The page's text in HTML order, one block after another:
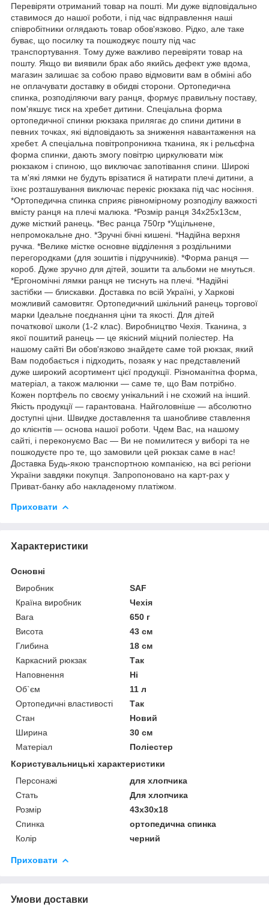
Перевіряти отриманий товар на пошті. Ми дуже відповідально
ставимося до нашої роботи, і під час відправлення наші
співробітники оглядають товар обов'язково. Рідко, але таке
буває, що посилку та пошкоджує пошту під час
транспортування. Тому дуже важливо перевіряти товар на
пошту. Якщо ви виявили брак або якийсь дефект уже вдома,
магазин залишає за собою право відмовити вам в обміні або
не оплачувати доставку в обидві сторони. Ортопедична
спинка, розподіляючи вагу ранця, формує правильну поставу,
пом'якшує тиск на хребет дитини. Спеціальна форма
ортопедичної спинки рюкзака прилягає до спини дитини в
певних точках, які відповідають за зниження навантаження на
хребет. А спеціальна повітропроникна тканина, як і рельєфна
форма спинки, дають змогу повітрю циркулювати між
рюкзаком і спиною, що виключає запотівання спини. Широкі
та м'які лямки не будуть врізатися й натирати плечі дитини, а
їхнє розташування виключає перекіс рюкзака під час носіння.
*Ортопедична спинка сприяє рівномірному розподілу важкості
вмісту ранця на плечі малюка. *Розмір ранця 34х25х13см,
дуже місткий ранець. *Вес ранца 750гр *Ущільнене,
непромокальне дно. *Зручні бічні кишені. *Надійна верхня
ручка. *Велике містке основне відділення з роздільними
перегородками (для зошитів і підручників). *Форма ранця —
короб. Дуже зручно для дітей, зошити та альбоми не мнуться.
*Ергономічні лямки ранця не тиснуть на плечі. *Надійні
застібки — блискавки. Доставка по всій Україні, у Харкові
можливий самовитяг. Ортопедичний шкільний ранець торгової
марки Ідеальне поєднання ціни та якості. Для дітей
початкової школи (1-2 клас). Виробництво Чехія. Тканина, з
якої пошитий ранець — це якісний міцний поліестер. На
нашому сайті Ви обов'язково знайдете саме той рюкзак, який
Вам подобається і підходить, позаяк у нас представлений
дуже широкий асортимент цієї продукції. Різноманітна форма,
матеріал, а також малюнки — саме те, що Вам потрібно.
Кожен портфель по своєму унікальний і не схожий на інший.
Якість продукції — гарантована. Найголовніше — абсолютно
доступні ціни. Швидке доставлення та шанобливе ставлення
до клієнтів — основа нашої роботи. Чдем Вас, на нашому
сайті, і переконуємо Вас — Ви не помилитеся у виборі та не
пошкодуєте про те, що замовили цей рюкзак саме в нас!
Доставка Будь-якою транспортною компанією, на всі регіони
України завдяки покупця. Запропоновано на карт-рах у
Приват-банку або накладеному платіжом.
Приховати
Характеристики
Основні
Виробник
SAF
Країна виробник
Чехія
Вага
650 г
Висота
43 см
Глибина
18 см
Каркасний рюкзак
Так
Наповнення
Ні
Об`єм
11 л
Ортопедичні властивості
Так
Стан
Новий
Ширина
30 см
Матеріал
Поліестер
Користувальницькі характеристики
Персонажі
для хлопчика
Стать
Для хлопчика
Розмір
43х30х18
Спинка
ортопедична спинка
Колір
черний
Приховати
Умови доставки